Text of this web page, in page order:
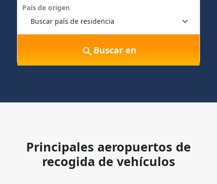
País de origen
Buscar en
Principales aeropuertos de
recogida de vehículos